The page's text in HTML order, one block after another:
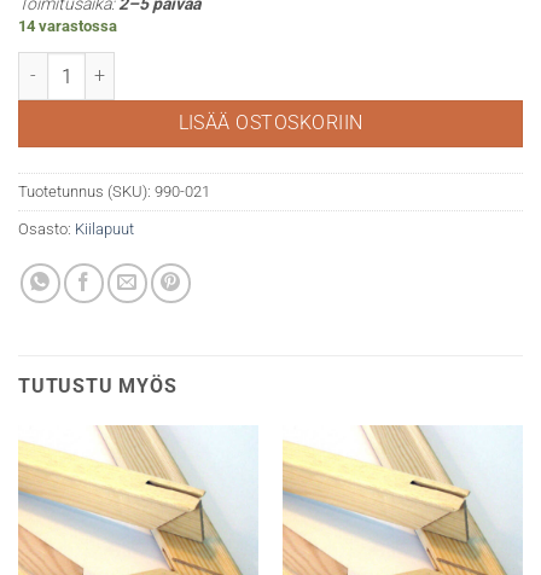
Toimitusaika:2–5 päivää
14 varastossa
Kiilapuu 21cm määrä
LISÄÄ OSTOSKORIIN
Tuotetunnus (SKU): 990-021
Osasto: Kiilapuut
TUTUSTU MYÖS